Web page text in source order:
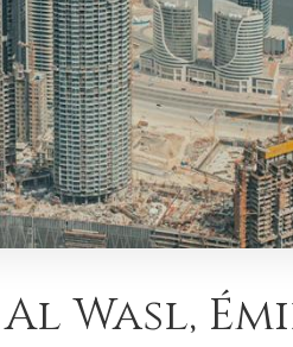
Wasl,